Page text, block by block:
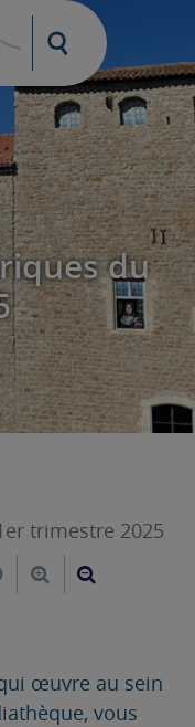
Moteur de
du
trimestre 2025
e-mail
Changer leAgrandir le
œuvre au sein
vous